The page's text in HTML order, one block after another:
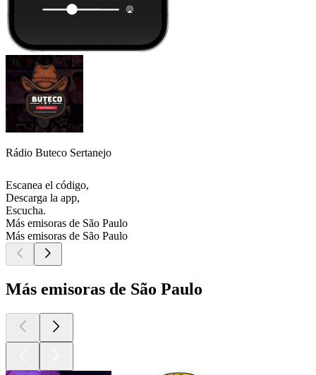
Rádio Buteco Sertanejo
Escanea el código,
Descarga la app,
Escucha.
Más emisoras de São Paulo
Más emisoras de São Paulo
Más emisoras de São Paulo